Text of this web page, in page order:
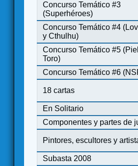
Concurso Temático #3
(Superhéroes)
Concurso Temático #4
y Cthulhu)
Concurso Temático #5
Toro)
Concurso Temático #6
18 cartas
En Solitario
Componentes y partes de
Pintores, escultores y
Subasta 2008